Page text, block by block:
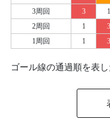
3周回
3 1
2周回
1 3
1周回
1 3
ゴール線の通過順を表し